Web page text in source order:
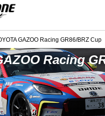
GAZOO Racing GR86/BRZ Cup
Racing